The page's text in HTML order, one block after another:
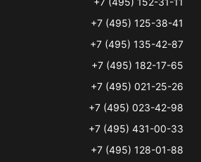
+7 (495) 125-38-41
+7 (495) 135-42-87
+7 (495) 182-17-65
+7 (495) 021-25-26
+7 (495) 023-42-98
+7 (495) 431-00-33
+7 (495) 128-01-88